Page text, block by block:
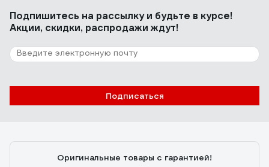
Подпишитесь на рассылкуи будьте в курсе!
Акции, скидки, распродажи ждут!
Подписаться
Оригинальные товары с гарантией!